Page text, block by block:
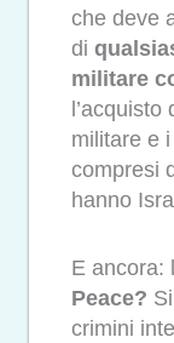
che deve
di
militare
l’acquisto
militare e
compresi
hanno
E ancora:
Peace?
crimini